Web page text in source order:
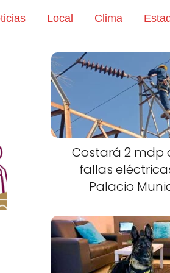
Local Clima
Costará 2 mdp
fallas
Palacio